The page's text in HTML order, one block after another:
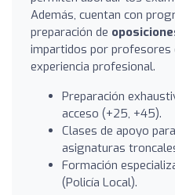
Además, cuentan con
preparación de
impartidos por profesores
experiencia profesional.
Preparación
acceso (+25, +45).
Clases de apoyo
asignaturas
Formación
(Policía Local).